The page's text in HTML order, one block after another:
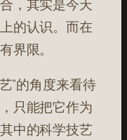
，其实是今天
的认识。而在
界限。
”的角度来看待
只能把它作为
中的科学技艺